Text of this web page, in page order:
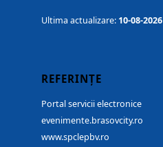
Ultima actualizare: 10-08-2026
REFERINȚE
Portal servicii electronice
evenimente.brasovcity.ro
www.spclepbv.ro